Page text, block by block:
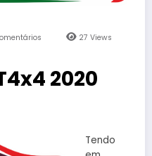
27Views
2020
Tendo